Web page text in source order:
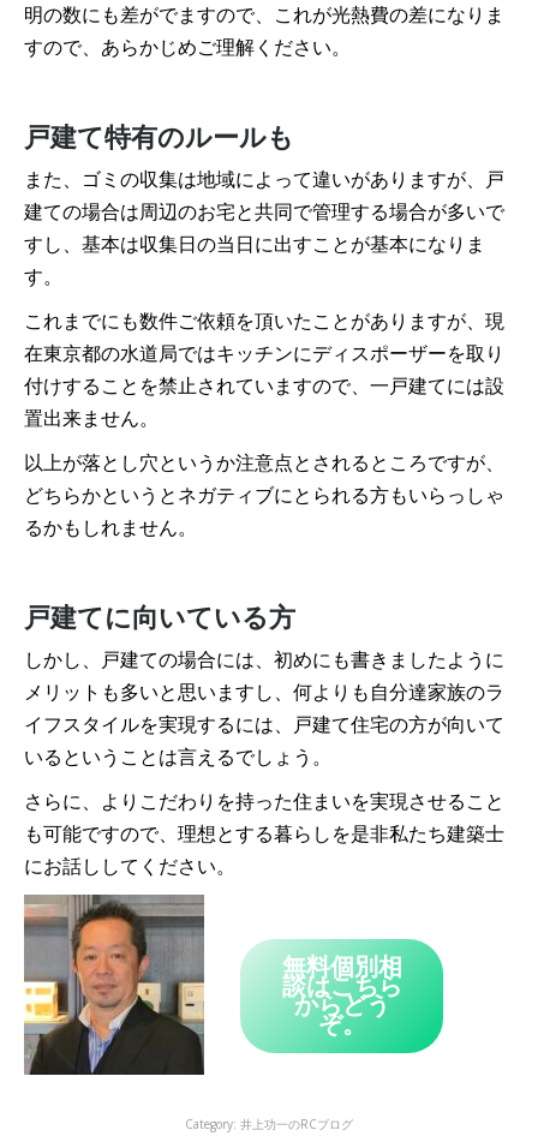
明の数にも差がでますので、これが光熱費の差になりま
すので、あらかじめご理解ください。
戸建て特有のルールも
また、ゴミの収集は地域によって違いがありますが、戸
建ての場合は周辺のお宅と共同で管理する場合が多いで
すし、基本は収集日の当日に出すことが基本になりま
す。
これまでにも数件ご依頼を頂いたことがありますが、現
在東京都の水道局ではキッチンにディスポーザーを取り
付けすることを禁止されていますので、一戸建てには設
置出来ません。
以上が落とし穴というか注意点とされるところですが、
どちらかというとネガティブにとられる方もいらっしゃ
るかもしれません。
戸建てに向いている方
しかし、戸建ての場合には、初めにも書きましたように
メリットも多いと思いますし、何よりも自分達家族のラ
イフスタイルを実現するには、戸建て住宅の方が向いて
いるということは言えるでしょう。
さらに、よりこだわりを持った住まいを実現させること
も可能ですので、理想とする暮らしを是非私たち建築士
にお話ししてください。
無料個別相
談はこちら
からどう
ぞ。
Category: 井上功一のRCブログ